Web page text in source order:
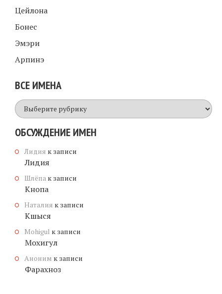
Цейлона
Бонес
Эмэри
Арпинэ
ВСЕ ИМЕНА
Все
имена
ОБСУЖДЕНИЕ ИМЕН
Лидия к записи
Лидия
Шлёпа к записи
Кнопа
Наталия к записи
Кшыся
Mohigul к записи
Мохигул
Аноним к записи
Фарахноз